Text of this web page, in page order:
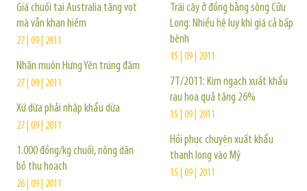
Giá chuối tại Australia tăng vọt
mà vẫn khan hiếm
27 | 09 | 2011
Nhãn muộn Hưng Yên trúng đậm
27 | 09 | 2011
Xứ dừa phải nhập khẩu dừa
27 | 09 | 2011
1.000 đồng/kg chuối, nông dân
bỏ thu hoạch
26 | 09 | 2011
Trái cây ở đồng bằng sông Cửu
Long: Nhiều hệ lụy khi giá cả bấp
bênh
15 | 09 | 2011
7T/2011: Kim ngạch xuất khẩu
rau hoa quả tăng 26%
15 | 09 | 2011
Hồi phục chuyện xuất khẩu
thanh long vào Mỹ
15 | 09 | 2011